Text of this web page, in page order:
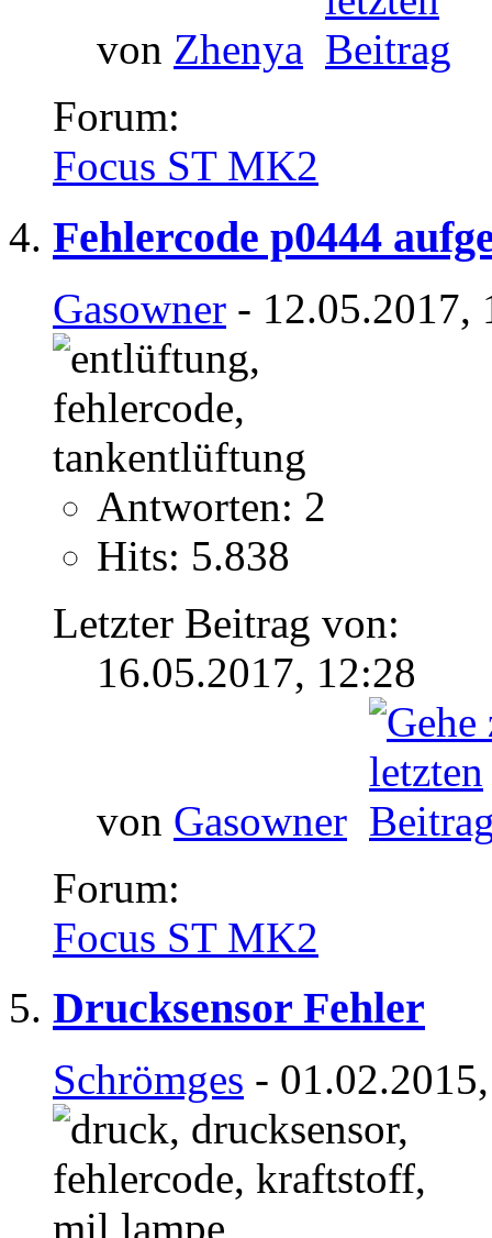
von Zhenya
Forum:
Focus ST MK2
Fehlercode p0444
Gasowner - 12.05.2017,
Antworten: 2
Hits: 5.838
Letzter Beitrag von:
16.05.2017, 12:28
von Gasowner
Forum:
Focus ST MK2
Drucksensor Fehler
Schrömges -